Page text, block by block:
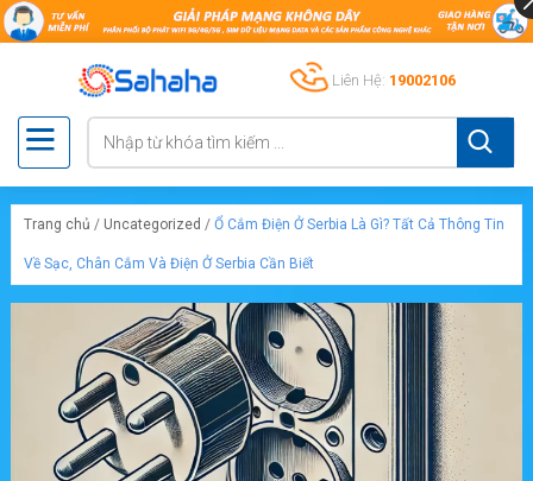
Liên Hệ: 19002106
Trang chủ / Uncategorized / Ổ Cắm Điện Ở Serbia Là Gì? Tất Cả Thông Tin
Về Sạc, Chân Cắm Và Điện Ở Serbia Cần Biết